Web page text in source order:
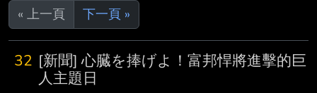
« 上一頁 下一頁 »
32 [新聞] 心臓を捧げよ！富邦悍將進擊的巨
人主題日